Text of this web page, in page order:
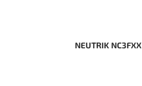
NEUTRIK NC3FXX